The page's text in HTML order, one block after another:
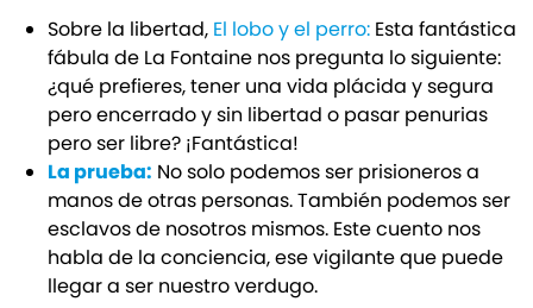
Sobre la libertad, El lobo y el perro: Esta fantástica
fábula de La Fontaine nos pregunta lo siguiente:
¿qué prefieres, tener una vida plácida y segura
pero encerrado y sin libertad o pasar penurias
pero ser libre? ¡Fantástica!
La prueba: No solo podemos ser prisioneros a
manos de otras personas. También podemos ser
esclavos de nosotros mismos. Este cuento nos
habla de la conciencia, ese vigilante que puede
llegar a ser nuestro verdugo.